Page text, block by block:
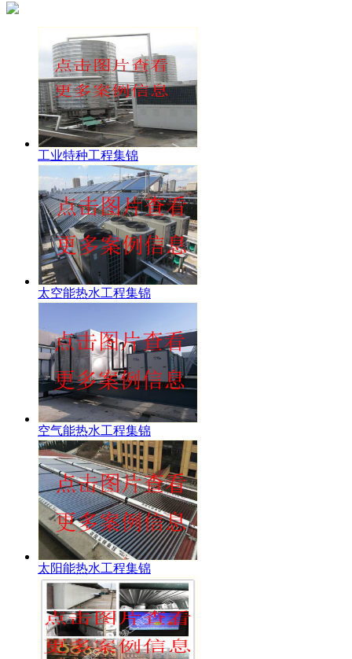
工业特种工程集锦
太空能热水工程集锦
空气能热水工程集锦
太阳能热水工程集锦